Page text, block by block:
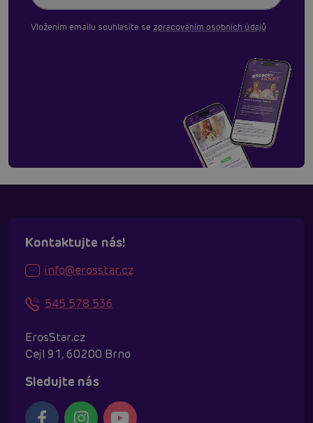
Vložením emailu souhlasíte se zpracováním osobních údajů
Kontaktujte nás!
info@erosstar.cz
545 578 536
ErosStar.cz
Cejl 91, 60200 Brno
Sledujte nás